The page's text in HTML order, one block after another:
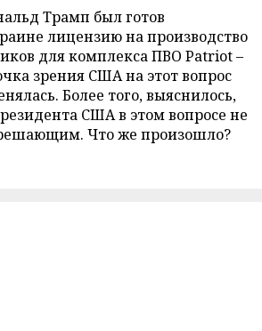
Трамп был готов
лицензию на производство
для комплекса ПВО Patriot –
зрения США на этот вопрос
Более того, выяснилось,
США в этом вопросе не
Что же произошло?